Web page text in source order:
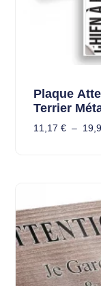
Plaque
Terrier
11,17 € –